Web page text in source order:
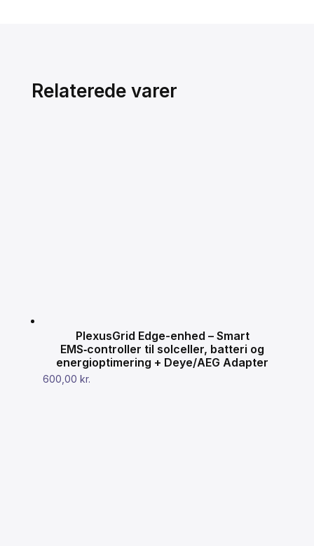
Relaterede varer
PlexusGrid Edge-enhed – Smart
EMS‑controller til solceller, batteri og
energioptimering + Deye/AEG Adapter
600,00 kr.